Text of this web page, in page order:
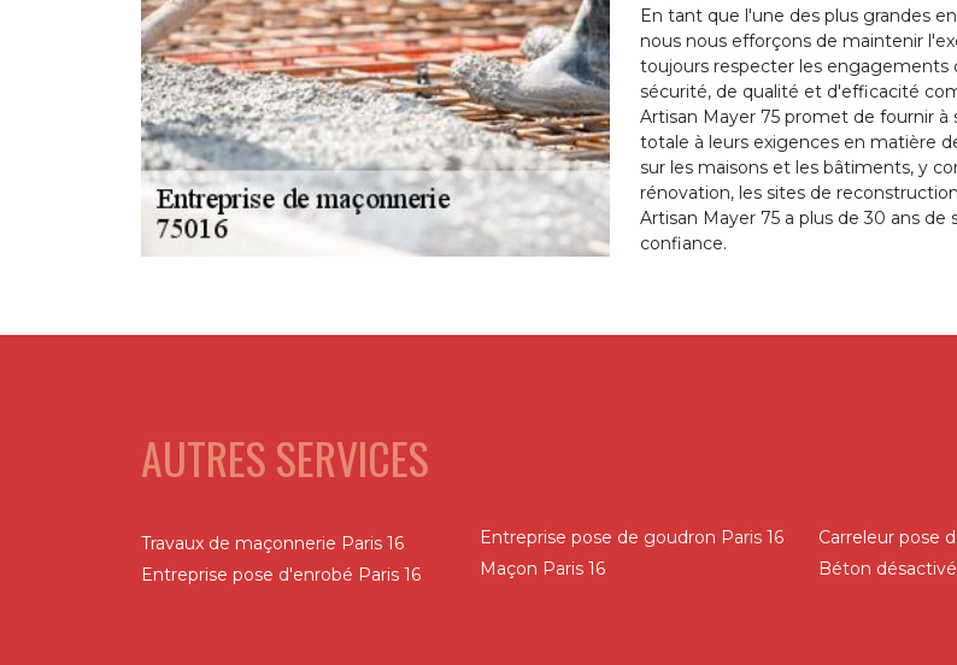
En tant que l'une des plus grandes
nous nous efforçons de maintenir
toujours respecter les engagements
sécurité, de qualité et d'efficacité
Artisan Mayer 75 promet de fournir
totale à leurs exigences en matière
sur les maisons et les bâtiments, y
rénovation, les sites de
Artisan Mayer 75 a plus de 30 ans
confiance.
AUTRES SERVICES
Travaux de maçonnerie Paris 16
Entreprise pose d'enrobé Paris 16
Entreprise pose de goudron Paris 16
Maçon Paris 16
Carreleur pose
Béton désactivé